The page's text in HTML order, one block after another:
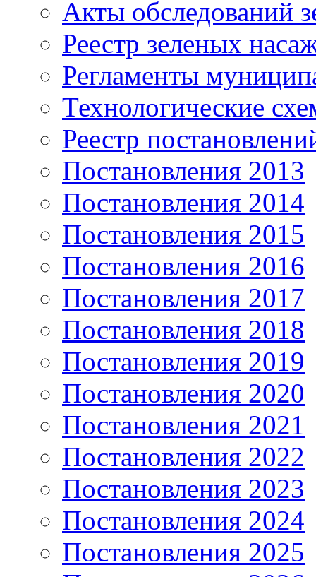
Акты обследований
Реестр зеленых
Регламенты
Технологические
Реестр
Постановления 2013
Постановления 2014
Постановления 2015
Постановления 2016
Постановления 2017
Постановления 2018
Постановления 2019
Постановления 2020
Постановления 2021
Постановления 2022
Постановления 2023
Постановления 2024
Постановления 2025